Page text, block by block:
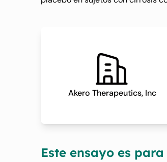
Akero Therapeutics, Inc
Este ensayo es